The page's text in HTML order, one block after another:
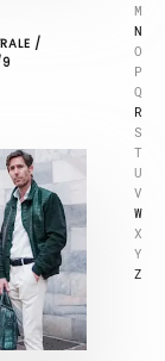
M
N
O
P
Q
R
S
T
U
V
W
X
Y
Z
/